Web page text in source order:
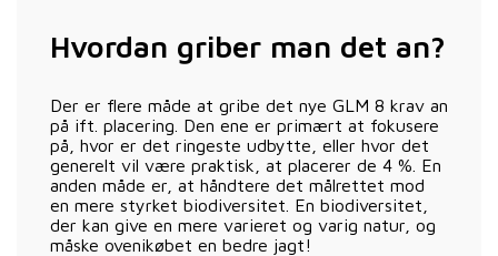
Hvordan griber man det an?
Der er flere måde at gribe det nye GLM 8 krav an
på ift. placering. Den ene er primært at fokusere
på, hvor er det ringeste udbytte, eller hvor det
generelt vil være praktisk, at placerer de 4 %. En
anden måde er, at håndtere det målrettet mod
en mere styrket biodiversitet. En biodiversitet,
der kan give en mere varieret og varig natur, og
måske ovenikøbet en bedre jagt!